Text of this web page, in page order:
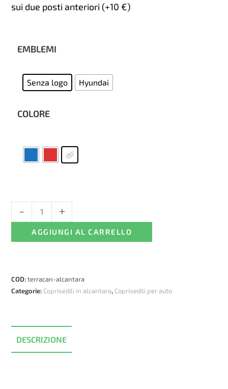
sui due posti anteriori (+10 €)
EMBLEMI
Senza logo Hyundai
COLORE
Coprisedili
Hyundai
Terracan
ecopelle
quantità
- +
AGGIUNGI AL CARRELLO
COD:terracan-alcantara
Categorie: Coprisedili in alcantara, Coprisedili per auto
DESCRIZIONE